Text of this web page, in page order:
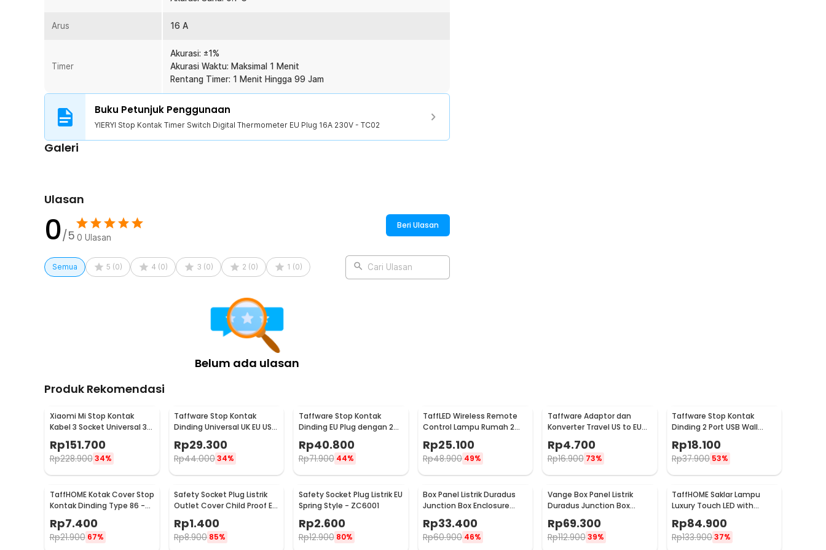
dan tegangan berlebih untuk membantu menjaga keamanan perangkat elektronik yang
terhubung. Sangat cocok digunakan sebagai temperature controller untuk kebutuhan rumah
Plug EU Siap Digunakan
Menggunakan plug tipe EU yang kompatibel dengan mayoritas stop kontak di Indonesia. Tidak
memerlukan adaptor tambahan sehingga dapat langsung digunakan setelah dipasang. Desain
ringkas membuat pemasangan tidak memakan banyak ruang.
1 x YIERYI Stop Kontak Timer Switch Digital Thermometer EU Plug 16A 230V - TC02
1 x Kabel Sensor
1 x Panduan Penggunaan
Arus 16 A
Timer
Akurasi: ±1%
Akurasi Waktu: Maksimal 1 Menit
Rentang Timer: 1 Menit Hingga 99 Jam
Buku Petunjuk Penggunaan
YIERYI Stop Kontak Timer Switch Digital Thermometer EU Plug 16A 230V - TC02
Galeri
Ulasan
0/5 0 Ulasan
Beri Ulasan
Semua 5 (0) 4 (0) 3 (0) 2 (0) 1 (0) Cari Ulasan
Belum ada ulasan
Produk Rekomendasi
Xiaomi Mi Stop Kontak
Kabel 3 Socket Universal 3
XMCXB01QMN (ORIGINAL)
Rp151.700
Rp228.900 34%
Taffware Stop Kontak
Dinding Universal UK EU US
dan 2 USB Port - ATH1
Rp29.300
Rp44.00034%
Taffware Stop Kontak
Dinding EU Plug dengan 2
USB Port - SCN2
Rp40.800
Rp71.900 44%
TaffLED Wireless Remote
Control Lampu Rumah 2
Rp25.100
Rp48.900 49%
Taffware Adaptor dan
Konverter Travel US to EU
20
Rp4.700
Rp16.900 73%
Taffware Stop Kontak
Dinding 2 Port USB Wall
Socket 2.0A - ES-USB-2
Rp18.100
Rp37.900 53%
TaffHOME Kotak Cover Stop
Kontak Dinding Type 86 -
Rp7.400
Rp21.900 67%
Safety Socket Plug Listrik
Outlet Cover Child Proof EU
Rp1.400
Rp8.900 85%
Safety Socket Plug Listrik EU
Spring Style - ZC6001
Rp2.600
Rp12.900 80%
Box Panel Listrik Duradus
Junction Box Enclosure
Waterproof 158x90mm -
B1589
Rp33.400
Rp60.900 46%
Vange Box Panel Listrik
Duradus Junction Box
Waterproof 238x160x90mm
- VG-I01
Rp69.300
Rp112.900 39%
TaffHOME Saklar Lampu
Luxury Touch LED with
Remote 1 Gang - XJG-
DH001
Rp84.900
Rp133.90037%